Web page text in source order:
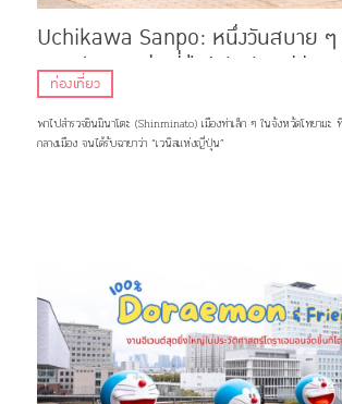
Uchikawa Sanpo: หนึ่งวันสบาย ๆ
คาวะ ‘เวนิสแห่งญี่ปุ่น’ สัมผัสวิถีชีวิตเมื
แห่ง จ.โทยามะ
ท่องเที่ยว
พาไปสำรวจชินมินาโตะ (Shinminato) เมืองท่าเล็ก ๆ ในจังหวัดโทยามะ
กลางเมือง จนได้รับฉายาว่า “เวนิสแห่งญี่ปุ่น”